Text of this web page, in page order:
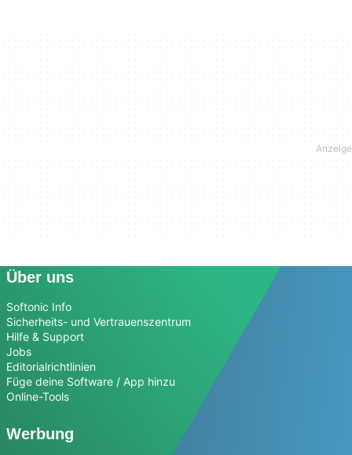
Über uns
Softonic Info
Sicherheits- und Vertrauenszentrum
Hilfe & Support
Jobs
Editorialrichtlinien
Füge deine Software / App hinzu
Online-Tools
Werbung